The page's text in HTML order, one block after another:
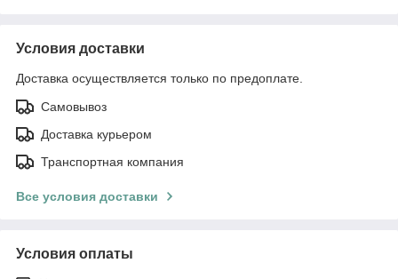
Условия доставки
Доставка осуществляется только по предоплате.
Самовывоз
Доставка курьером
Транспортная компания
Все условия доставки
Условия оплаты